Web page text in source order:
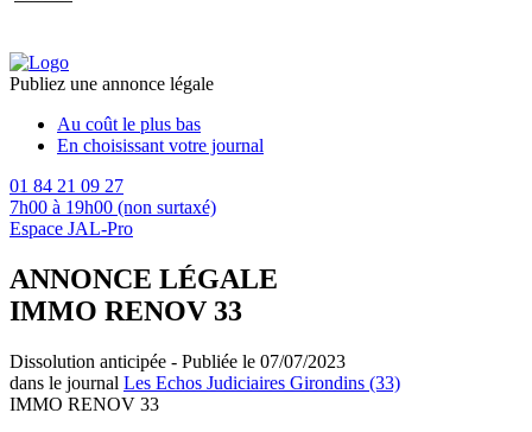
Publiez une annonce légale
Au coût le plus bas
En choisissant votre journal
01 84 21 09 27
7h00 à 19h00 (non surtaxé)
Espace JAL-Pro
ANNONCE LÉGALE
IMMO RENOV 33
Dissolution anticipée - Publiée le 07/07/2023
dans le journal Les Echos Judiciaires Girondins (33)
IMMO RENOV 33